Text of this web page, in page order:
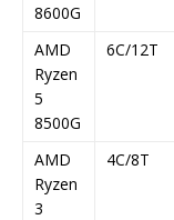
8600G
AMD
Ryzen
5
8500G
6C/12T
AMD
Ryzen
3
4C/8T